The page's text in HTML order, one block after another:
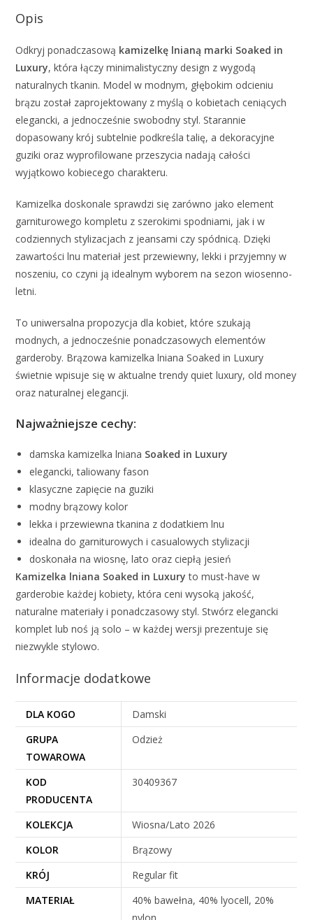
Opis
Odkryj ponadczasową kamizelkę lnianą marki Soaked in
Luxury, która łączy minimalistyczny design z wygodą
naturalnych tkanin. Model w modnym, głębokim odcieniu
brązu został zaprojektowany z myślą o kobietach ceniących
elegancki, a jednocześnie swobodny styl. Starannie
dopasowany krój subtelnie podkreśla talię, a dekoracyjne
guziki oraz wyprofilowane przeszycia nadają całości
wyjątkowo kobiecego charakteru.
Kamizelka doskonale sprawdzi się zarówno jako element
garniturowego kompletu z szerokimi spodniami, jak i w
codziennych stylizacjach z jeansami czy spódnicą. Dzięki
zawartości lnu materiał jest przewiewny, lekki i przyjemny w
noszeniu, co czyni ją idealnym wyborem na sezon wiosenno-
letni.
To uniwersalna propozycja dla kobiet, które szukają
modnych, a jednocześnie ponadczasowych elementów
garderoby. Brązowa kamizelka lniana Soaked in Luxury
świetnie wpisuje się w aktualne trendy quiet luxury, old money
oraz naturalnej elegancji.
Najważniejsze cechy:
damska kamizelka lniana Soaked in Luxury
elegancki, taliowany fason
klasyczne zapięcie na guziki
modny brązowy kolor
lekka i przewiewna tkanina z dodatkiem lnu
idealna do garniturowych i casualowych stylizacji
doskonała na wiosnę, lato oraz ciepłą jesień
Kamizelka lniana Soaked in Luxury to must-have w
garderobie każdej kobiety, która ceni wysoką jakość,
naturalne materiały i ponadczasowy styl. Stwórz elegancki
komplet lub noś ją solo – w każdej wersji prezentuje się
niezwykle stylowo.
Informacje dodatkowe
DLA KOGO
Damski
GRUPA
TOWAROWA
Odzież
KOD
PRODUCENTA
30409367
KOLEKCJA
Wiosna/Lato 2026
KOLOR
Brązowy
KRÓJ
Regular fit
MATERIAŁ
40% bawełna, 40% lyocell, 20%